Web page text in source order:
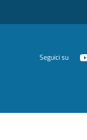
Seguici su